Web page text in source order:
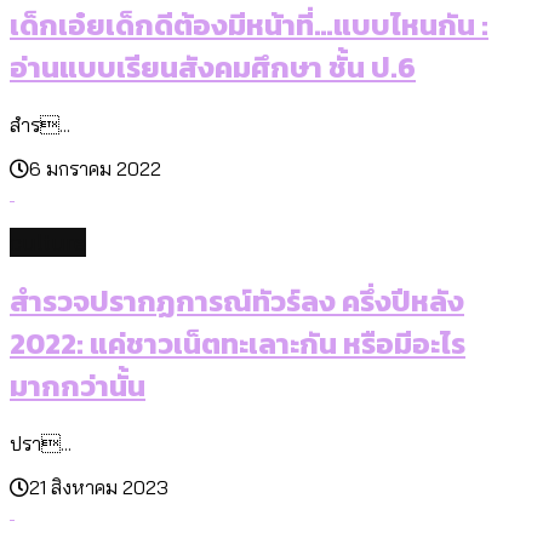
เด็กเอ๋ยเด็กดีต้องมีหน้าที่…แบบไหนกัน :
อ่านแบบเรียนสังคมศึกษา ชั้น ป.6
สำร...
6 มกราคม 2022
สำรวจปรากฏการณ์ทัวร์ลง ครึ่งปีหลัง
2022: แค่ชาวเน็ตทะเลาะกัน หรือมีอะไร
มากกว่านั้น
ปรา...
21 สิงหาคม 2023